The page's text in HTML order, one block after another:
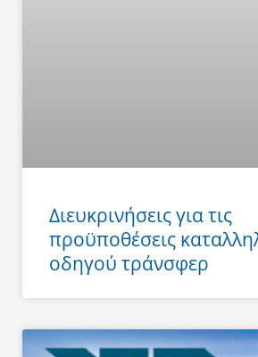
Διευκρινήσεις για τις
προϋποθέσεις
οδηγού τράνσφερ